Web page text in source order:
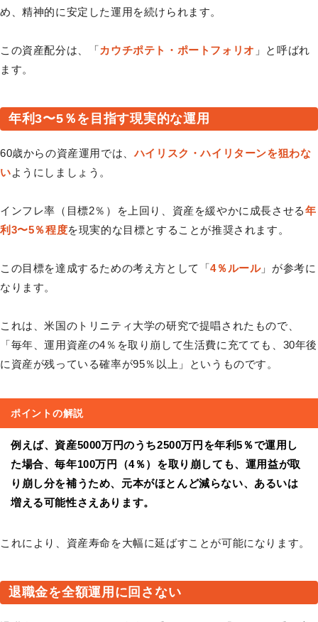
め、精神的に安定した運用を続けられます。
この資産配分は、「カウチポテト・ポートフォリオ 」と呼ばれ
ます。
年利3〜5％を目指す現実的な運用
60歳からの資産運用では、ハイリスク・ハイリターンを狙わな
いようにしましょう。
インフレ率（目標2％）を上回り、資産を緩やかに成長させる年
利3〜5％程度を現実的な目標とすることが推奨されます。
この目標を達成するための考え方として「4％ルール」が参考に
なります。
これは、米国のトリニティ大学の研究で提唱されたもので、
「毎年、運用資産の4％を取り崩して生活費に充てても、30年後
に資産が残っている確率が95％以上」というものです。
ポイントの解説
例えば、資産5000万円のうち2500万円を年利5％で運用し
た場合、毎年100万円（4％）を取り崩しても、運用益が取
り崩し分を補うため、元本がほとんど減らない、あるいは
増える可能性さえあります。
これにより、資産寿命を大幅に延ばすことが可能になります。
退職金を全額運用に回さない